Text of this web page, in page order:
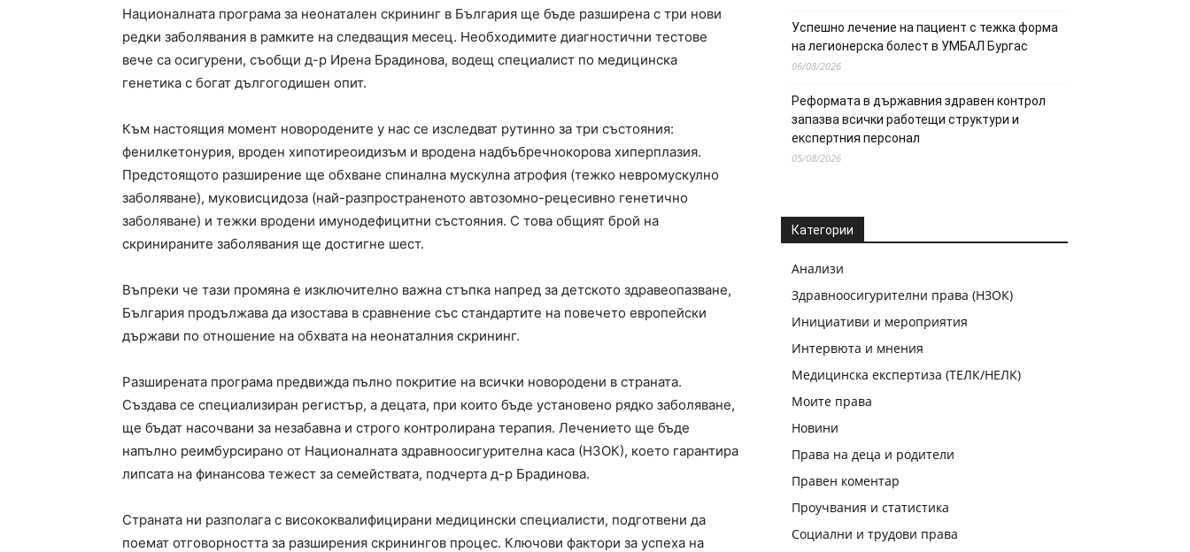
Националната програма за неонатален скрининг в България ще бъде разширена с три нови
редки заболявания в рамките на следващия месец. Необходимите диагностични тестове
вече са осигурени, съобщи д-р Ирена Брадинова, водещ специалист по медицинска
генетика с богат дългогодишен опит.
Към настоящия момент новородените у нас се изследват рутинно за три състояния:
фенилкетонурия, вроден хипотиреоидизъм и вродена надбъбречнокорова хиперплазия.
Предстоящото разширение ще обхване спинална мускулна атрофия (тежко невромускулно
заболяване), муковисцидоза (най-разпространеното автозомно-рецесивно генетично
заболяване) и тежки вродени имунодефицитни състояния. С това общият брой на
скринираните заболявания ще достигне шест.
Въпреки че тази промяна е изключително важна стъпка напред за детското здравеопазване,
България продължава да изостава в сравнение със стандартите на повечето европейски
държави по отношение на обхвата на неонаталния скрининг.
Разширената програма предвижда пълно покритие на всички новородени в страната.
Създава се специализиран регистър, а децата, при които бъде установено рядко заболяване,
ще бъдат насочвани за незабавна и строго контролирана терапия. Лечението ще бъде
напълно реимбурсирано от Националната здравноосигурителна каса (НЗОК), което гарантира
липсата на финансова тежест за семействата, подчерта д-р Брадинова.
Страната ни разполага с висококвалифицирани медицински специалисти, подготвени да
поемат отговорността за разширения скринингов процес. Ключови фактори за успеха на
Успешно лечение на пациент с тежка форма
на легионерска болест в УМБАЛ Бургас
06/08/2026
Реформата в държавния здравен контрол
запазва всички работещи структури и
експертния персонал
05/08/2026
Категории
Анализи
Здравноосигурителни права (НЗОК)
Инициативи и мероприятия
Интервюта и мнения
Медицинска експертиза (ТЕЛК/НЕЛК)
Моите права
Новини
Права на деца и родители
Правен коментар
Проучвания и статистика
Социални и трудови права